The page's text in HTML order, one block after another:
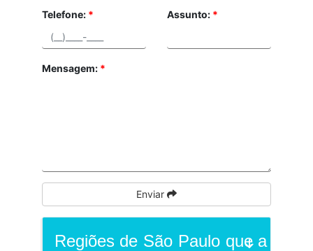
Telefone: * Assunto: *
Mensagem: *
Enviar
Regiões de São Paulo que a